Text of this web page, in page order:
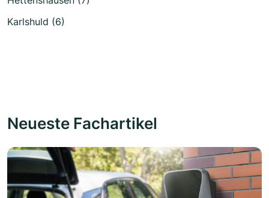
Karlshuld (6)
Neueste Fachartikel